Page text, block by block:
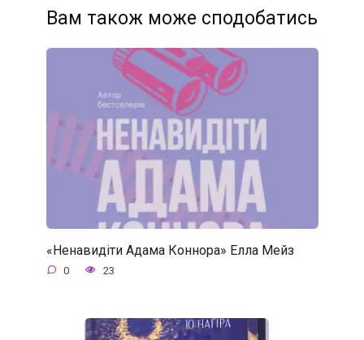
Вам також може сподобатись
«Ненавидіти Адама Коннора» Елла Мейз
0 23